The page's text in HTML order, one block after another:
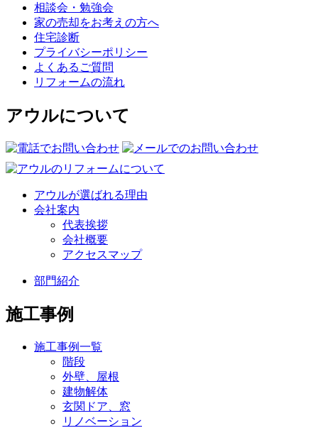
相談会・勉強会
家の売却をお考えの方へ
住宅診断
プライバシーポリシー
よくあるご質問
リフォームの流れ
アウルについて
アウルが選ばれる理由
会社案内
代表挨拶
会社概要
アクセスマップ
部門紹介
施工事例
施工事例一覧
階段
外壁、屋根
建物解体
玄関ドア、窓
リノベーション